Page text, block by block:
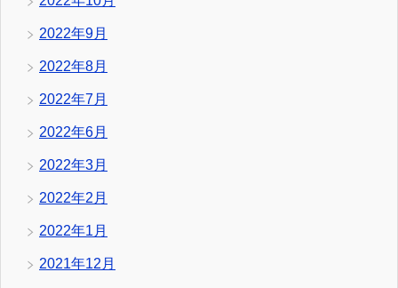
2022年9月
2022年8月
2022年7月
2022年6月
2022年3月
2022年2月
2022年1月
2021年12月